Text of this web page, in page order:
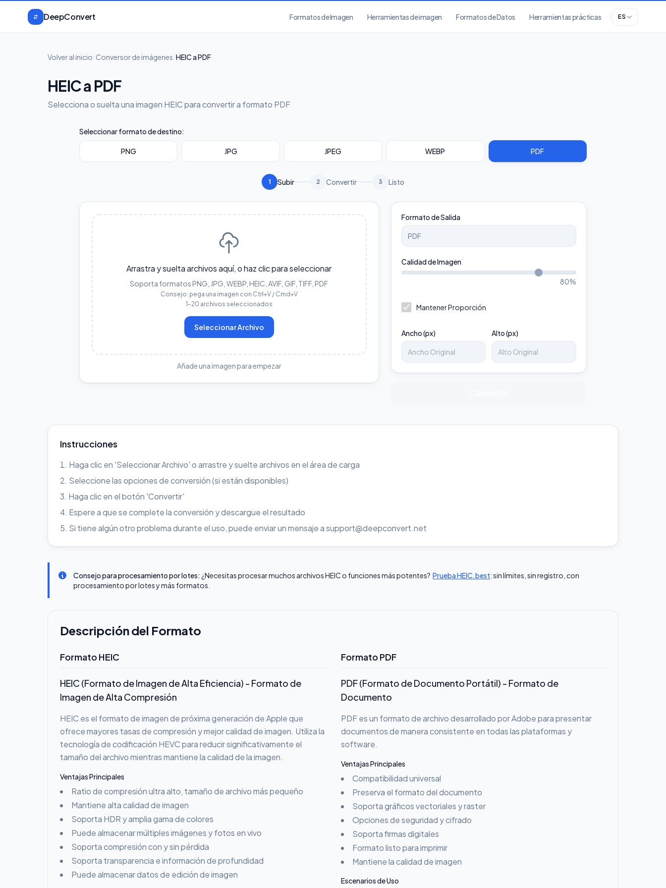
DeepConvert
Formatos de Imagen Herramientas de imagen Formatos de Datos Herramientas prácticas ES
Volver al inicio Conversor de imágenes HEIC a PDF
HEIC a PDF
Selecciona o suelta una imagen HEIC para convertir a formato PDF
Seleccionar formato de destino:
PNG JPG JPEG WEBP PDF
1 Subir 2 Convertir 3 Listo
Arrastra y suelta archivos aquí, o haz clic para seleccionar
Soporta formatos PNG, JPG, WEBP, HEIC, AVIF, GIF, TIFF, PDF
Consejo: pega una imagen con Ctrl+V / Cmd+V
1–20 archivos seleccionados
Seleccionar Archivo
Añade una imagen para empezar
Formato de Salida
Calidad de Imagen
80%
Mantener Proporción
Ancho (px) Alto (px)
Instrucciones
Haga clic en 'Seleccionar Archivo' o arrastre y suelte archivos en el área de carga
Seleccione las opciones de conversión (si están disponibles)
Haga clic en el botón 'Convertir'
Espere a que se complete la conversión y descargue el resultado
Si tiene algún otro problema durante el uso, puede enviar un mensaje a support@deepconvert.net
Consejo para procesamiento por lotes: ¿Necesitas procesar muchos archivos HEIC o funciones más potentes? Prueba HEIC.best: sin límites, sin registro, con
procesamiento por lotes y más formatos.
Descripción del Formato
Formato HEIC
HEIC (Formato de Imagen de Alta Eficiencia) - Formato de
Imagen de Alta Compresión
HEIC es el formato de imagen de próxima generación de Apple que
ofrece mayores tasas de compresión y mejor calidad de imagen. Utiliza la
tecnología de codificación HEVC para reducir significativamente el
tamaño del archivo mientras mantiene la calidad de la imagen.
Ventajas Principales
Ratio de compresión ultra alto, tamaño de archivo más pequeño
Mantiene alta calidad de imagen
Soporta HDR y amplia gama de colores
Puede almacenar múltiples imágenes y fotos en vivo
Soporta compresión con y sin pérdida
Soporta transparencia e información de profundidad
Puede almacenar datos de edición de imagen
Formato PDF
PDF (Formato de Documento Portátil) - Formato de
Documento
PDF es un formato de archivo desarrollado por Adobe para presentar
documentos de manera consistente en todas las plataformas y
software.
Ventajas Principales
Compatibilidad universal
Preserva el formato del documento
Soporta gráficos vectoriales y raster
Opciones de seguridad y cifrado
Soporta firmas digitales
Formato listo para imprimir
Mantiene la calidad de imagen
Escenarios de Uso